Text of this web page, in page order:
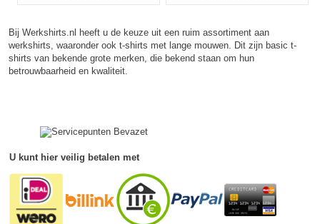
Bij Werkshirts.nl heeft u de keuze uit een ruim assortiment aan
werkshirts, waaronder ook t-shirts met lange mouwen. Dit zijn basic t-
shirts van bekende grote merken, die bekend staan om hun
betrouwbaarheid en kwaliteit.
U kunt hier veilig betalen met